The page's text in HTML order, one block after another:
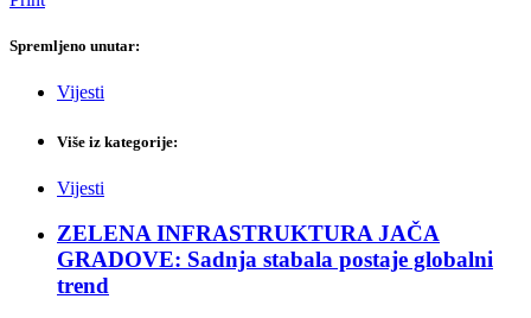
Spremljeno unutar:
Vijesti
Više iz kategorije:
Vijesti
ZELENA INFRASTRUKTURA JAČA
GRADOVE: Sadnja stabala postaje globalni
trend